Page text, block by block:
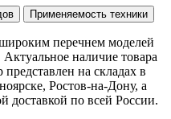
Применяемость техники
перечнем моделей
наличие товара
на складах в
Ростов-на-Дону, а
доставкой по всей России.